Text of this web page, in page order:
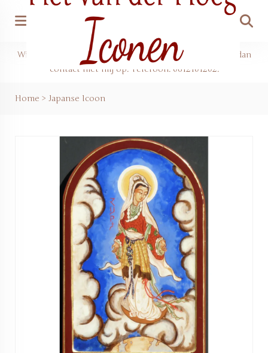
Wilt u iets bestellen of een cursus reserveren? Neem dan
contact met mij op. Telefoon: 0612101202.
Home > Japanse Icoon